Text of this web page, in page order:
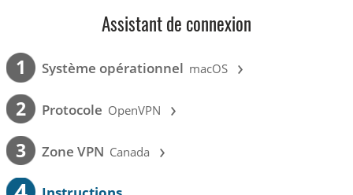
Assistant de connexion
1 Système opérationnel macOS ›
2 Protocole OpenVPN ›
3 Zone VPN Canada ›